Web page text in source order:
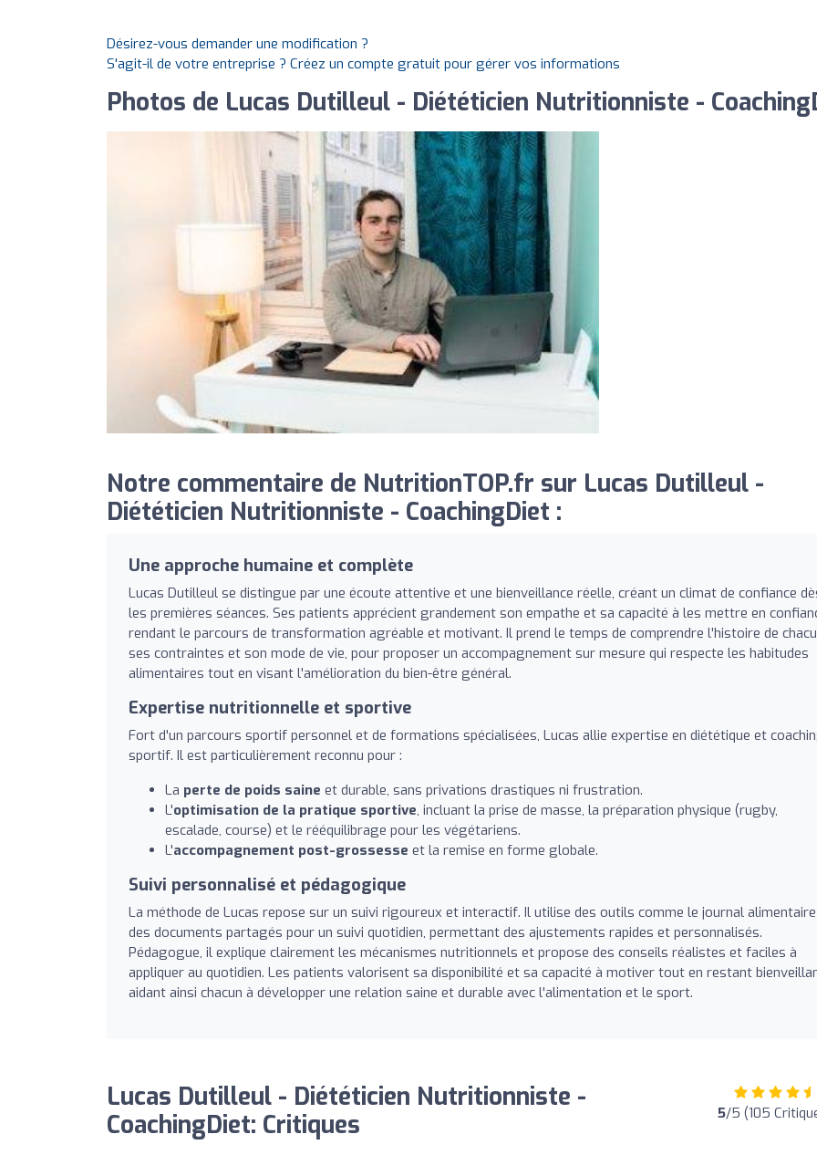
Désirez-vous demander une modification ?
S'agit-il de votre entreprise ? Créez un compte gratuit pour gérer vos informations
Photos de Lucas Dutilleul - Diététicien Nutritionniste -
Notre commentaire de NutritionTOP.fr sur Lucas Dutilleul -
Diététicien Nutritionniste - CoachingDiet :
Une approche humaine et complète
Lucas Dutilleul se distingue par une écoute attentive et une bienveillance réelle, créant un climat de confiance
les premières séances. Ses patients apprécient grandement son empathe et sa capacité à les mettre en
rendant le parcours de transformation agréable et motivant. Il prend le temps de comprendre l'histoire de
ses contraintes et son mode de vie, pour proposer un accompagnement sur mesure qui respecte les habitudes
alimentaires tout en visant l'amélioration du bien-être général.
Expertise nutritionnelle et sportive
Fort d'un parcours sportif personnel et de formations spécialisées, Lucas allie expertise en diététique et
sportif. Il est particulièrement reconnu pour :
La perte de poids saine et durable, sans privations drastiques ni frustration.
L'optimisation de la pratique sportive, incluant la prise de masse, la préparation physique (rugby,
escalade, course) et le rééquilibrage pour les végétariens.
L'accompagnement post-grossesse et la remise en forme globale.
Suivi personnalisé et pédagogique
La méthode de Lucas repose sur un suivi rigoureux et interactif. Il utilise des outils comme le journal
des documents partagés pour un suivi quotidien, permettant des ajustements rapides et personnalisés.
Pédagogue, il explique clairement les mécanismes nutritionnels et propose des conseils réalistes et faciles à
appliquer au quotidien. Les patients valorisent sa disponibilité et sa capacité à motiver tout en restant
aidant ainsi chacun à développer une relation saine et durable avec l'alimentation et le sport.
Lucas Dutilleul - Diététicien Nutritionniste -
CoachingDiet: Critiques
5/5 (105